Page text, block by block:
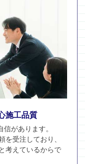
施工品質
があります。
受注しており、
考えているからで